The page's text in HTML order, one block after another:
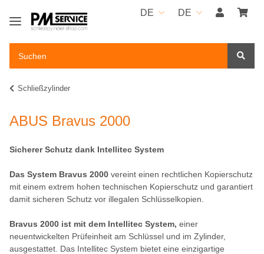
DE DE
Schließzylinder
ABUS Bravus 2000
Sicherer Schutz dank Intellitec System
Das System Bravus 2000 vereint einen rechtlichen Kopierschutz
mit einem extrem hohen technischen Kopierschutz und garantiert
damit sicheren Schutz vor illegalen Schlüsselkopien.
Bravus 2000 ist mit dem Intellitec System, einer
neuentwickelten Prüfeinheit am Schlüssel und im Zylinder,
ausgestattet. Das Intellitec System bietet eine einzigartige